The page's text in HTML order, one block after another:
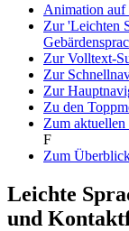
Animation auf
Zur 'Leichten
Zur Volltext-
Zur
Zur
Zu den
Zum
F
Zum
Leichte
und